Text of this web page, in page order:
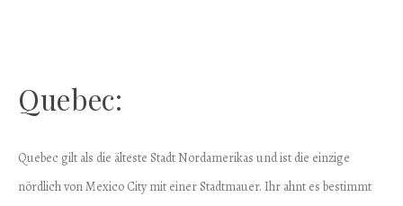
Quebec:
Quebec gilt als die älteste Stadt Nordamerikas und ist die einzige
nördlich von Mexico City mit einer Stadtmauer. Ihr ahnt es bestimmt